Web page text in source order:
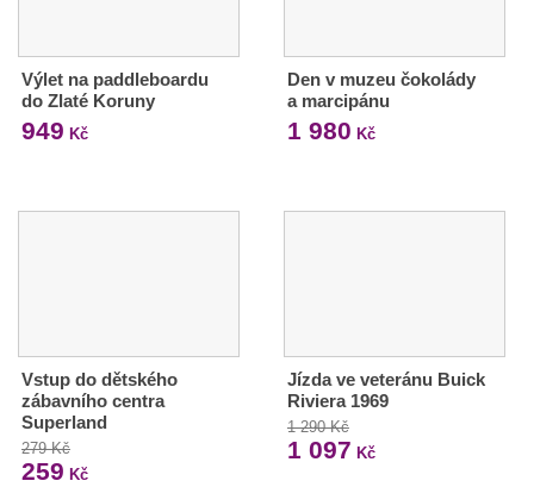
Výlet na paddleboardu
do Zlaté Koruny
949 Kč
Den v muzeu čokolády
a marcipánu
1 980 Kč
Vstup do dětského
zábavního centra
Superland
279 Kč
259 Kč
Jízda ve veteránu Buick
Riviera 1969
1 290 Kč
1 097 Kč